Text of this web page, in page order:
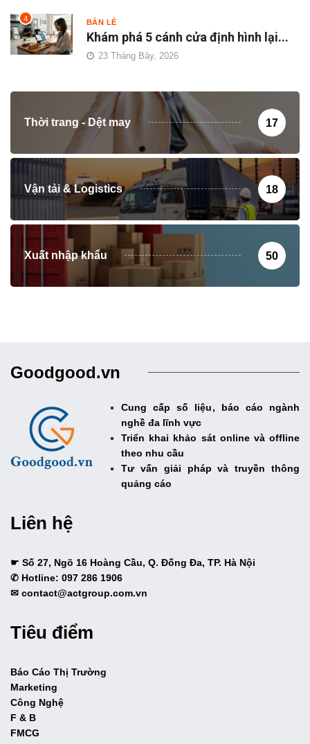
4 BÁN LẺ
Khám phá 5 cánh cửa định hình lại...
23 Tháng Bảy, 2026
Thời trang - Dệt may 17
Vận tải & Logistics 18
Xuất nhập khẩu 50
Goodgood.vn
Cung cấp số liệu, báo cáo ngành
nghề đa lĩnh vực
Triển khai khảo sát online và offline
theo nhu cầu
Tư vấn giải pháp và truyền thông
quảng cáo
Liên hệ
☛ Số 27, Ngõ 16 Hoàng Cầu, Q. Đống Đa, TP. Hà Nội
✆ Hotline: 097 286 1906
✉ contact@actgroup.com.vn
Tiêu điểm
Báo Cáo Thị Trường
Marketing
Công Nghệ
F & B
FMCG